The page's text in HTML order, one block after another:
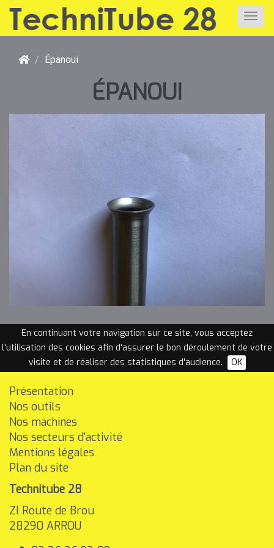
Épanoui
ÉPANOUI
En continuant votre navigation sur ce site, vous acceptez
l'utilisation des cookies afin d'assurer le bon déroulement de votre
visite et de réaliser des statistiques d'audience.
OK
Présentation
Nos outils
Nos machines
Nos secteurs d'activité
Mentions légales
Plan du site
Technitube 28
ZI Route de Brou
28290 ARROU